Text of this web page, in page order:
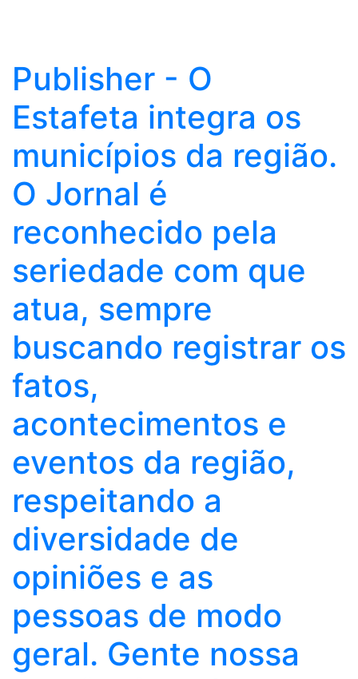
Publisher - O
Estafeta integra os
municípios da região.
O Jornal é
reconhecido pela
seriedade com que
atua, sempre
buscando registrar os
fatos,
acontecimentos e
eventos da região,
respeitando a
diversidade de
opiniões e as
pessoas de modo
geral. Gente nossa